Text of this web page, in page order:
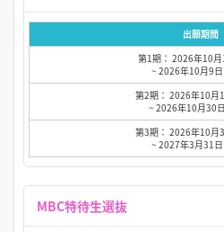
出願期間
第1期： 2026年10月
~ 2026年10月9日
第2期： 2026年10月
~ 2026年10月30日
第3期： 2026年10月
~ 2027年3月31日